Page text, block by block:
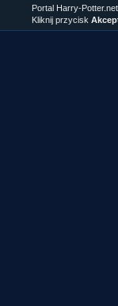
Portal Harry-
Kliknij przycisk